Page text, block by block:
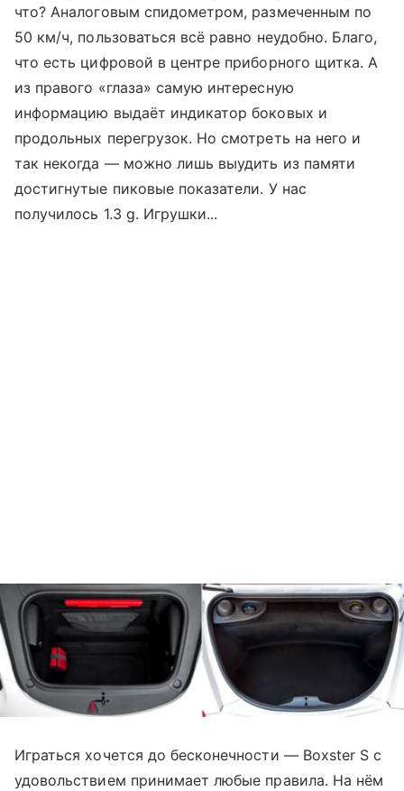
что? Аналоговым спидометром, размеченным по
50 км/ч, пользоваться всё равно неудобно. Благо,
что есть цифровой в центре приборного щитка. А
из правого «глаза» самую интересную
информацию выдаёт индикатор боковых и
продольных перегрузок. Но смотреть на него и
так некогда — можно лишь выудить из памяти
достигнутые пиковые показатели. У нас
получилось 1.3 g. Игрушки...
Играться хочется до бесконечности — Boxster S с
удовольствием принимает любые правила. На нём